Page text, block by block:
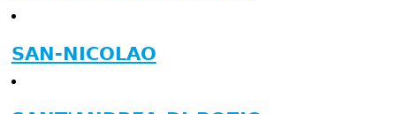
SAN-NICOLAO